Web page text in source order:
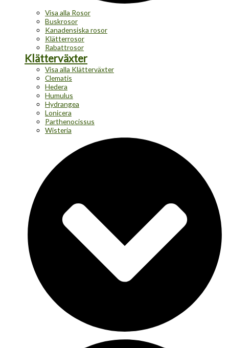
Visa alla Rosor
Buskrosor
Kanadensiska rosor
Klätterrosor
Rabattrosor
Klätterväxter
Visa alla Klätterväxter
Clematis
Hedera
Humulus
Hydrangea
Lonicera
Parthenocissus
Wisteria